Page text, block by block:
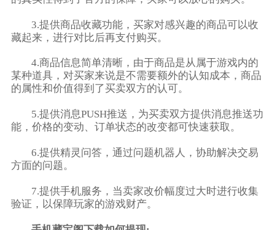
3.提供商品收藏功能，买家对感兴趣的商品可以收
藏起来，进行对比后再支付购买。
4.商品信息简单清晰，由于商品是从属于游戏内的
某种道具，对买家来说是不需要额外的认知成本，商品
的属性和价值得到了买卖双方的认可。
5.提供消息PUSH推送，为买卖双方提供消息推送功
能，价格的变动、订单状态的改变都可快速获取。
6.提供精灵问答，通过问题机器人，协助解决交易
方面的问题。
7.提供手机服务，当卖家改价幅度过大时进行收集
验证，以保障玩家的游戏财产。